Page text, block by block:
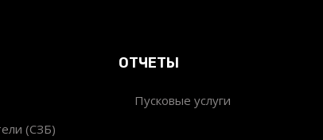
(СЗБ)
ОТЧЕТЫ
Пусковые услуги